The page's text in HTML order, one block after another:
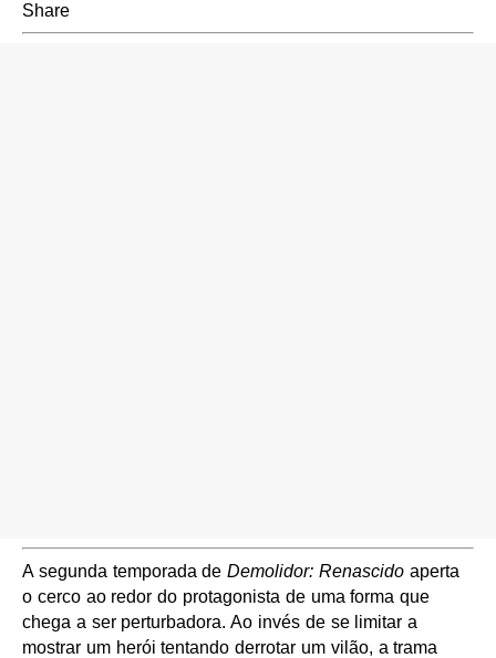
Share
A segunda temporada deDemolidor: Renascido aperta
o cerco ao redor do protagonista de uma forma que
chega a ser perturbadora. Ao invés de se limitar a
mostrar um herói tentando derrotar um vilão, a trama